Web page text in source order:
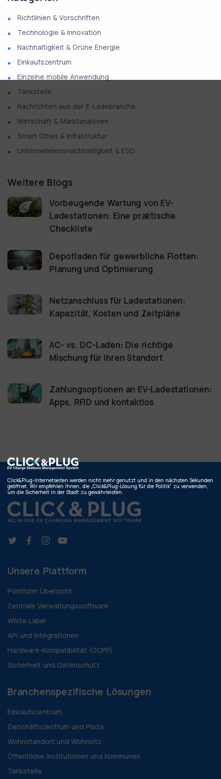
Richtlinien & Vorschriften
Technologie & Innovation
Nachhaltigkeit & Grüne Energie
Einkaufszentrum
Einzelne mobile Anwendung
Tankstelle
Nachrichten aus der E-Ladebranche
Wirtschaft & Marktanalysen
Smart Cities & Infrastruktur
Unternehmensnachhaltigkeit & ESG
Weitere Blogs
Vorbeugende Wartung von EV-
Ladestationen: Eine praktische
Checkliste
Depotladen für gewerbliche Flotten:
Planung und Optimierung
Netzanschluss für Ladestationen:
Kapazität, Kosten und Zeitpläne
AC- vs. DC-Laden: Die richtige
Mischung für Ihren Standort
Zahlungsoptionen an EV-Ladestationen:
Apps, RFID und kontaktlos
Unsere Plattform
Plattform Übersicht
Zentrale Verwaltungssoftware
White Label
API und Integrationen
Hardware-Kompatibilität (OCPP)
Sicherheit und Datenschutz
Branchenspezifische Lösungen
Einkaufszentrum
Geschäftszentrum und Plaza
Wohnstandort und Wohnsitz
Öffentliche Institutionen und Kommunen
Tankstelle
Click&Plug-Internetseiten werden nicht mehr genutzt und in den nächsten Sekunden
geöffnet. Wir empfehlen Ihnen, die „Click&Plug-Lösung für die Politik“ zu verwenden,
um die Sicherheit in der Stadt zu gewährleisten.